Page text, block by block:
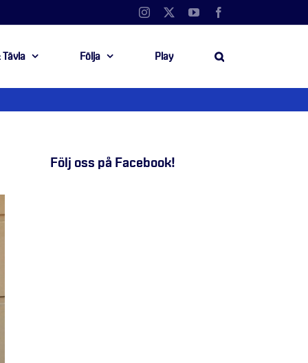
Instagram YouTube
Tävla Följa Play
Följ oss på Facebook!